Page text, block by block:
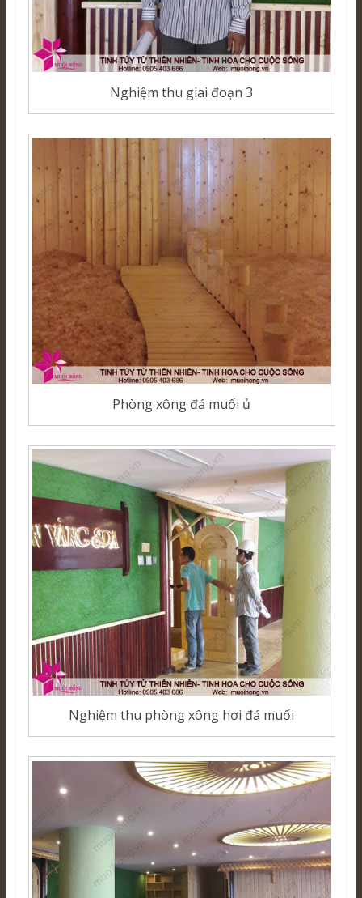
Nghiệm thu giai đoạn 3
Phòng xông đá muối ủ
Nghiệm thu phòng xông hơi đá muối